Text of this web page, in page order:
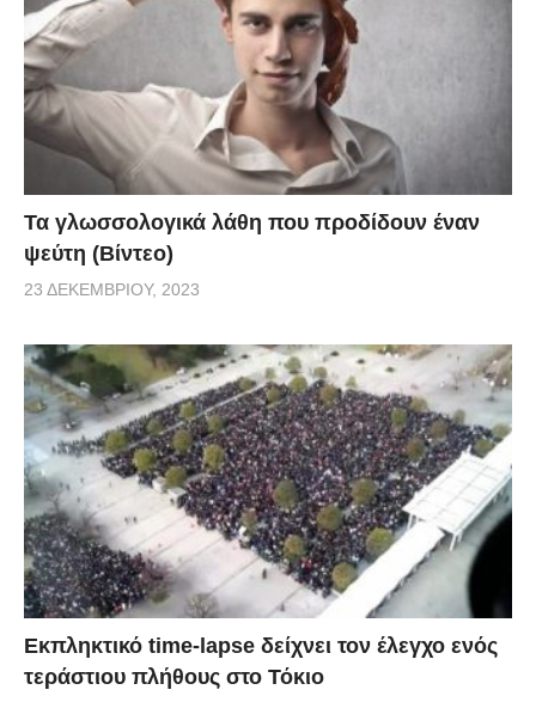
Τα γλωσσολογικά λάθη που προδίδουν έναν
ψεύτη (Βίντεο)
23 ΔΕΚΕΜΒΡΊΟΥ, 2023
Εκπληκτικό time-lapse δείχνει τον έλεγχο ενός
τεράστιου πλήθους στο Τόκιο